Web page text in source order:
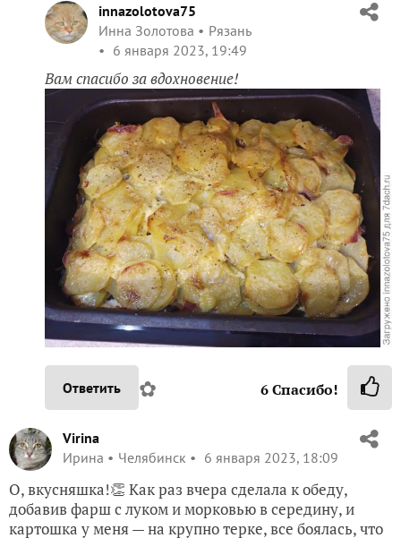
innazolotova75
Инна Золотова
Рязань
6 января 2023, 19:49
Вам спасибо за вдохновение!
Ответить ✿ 6Спасибо!
Virina
Ирина
Челябинск 6 января 2023, 18:09
О, вкусняшка!👏 Как раз вчера сделала к обеду,
добавив фарш с луком и морковью в середину, и
картошка у меня — на крупно терке, все боялась, что